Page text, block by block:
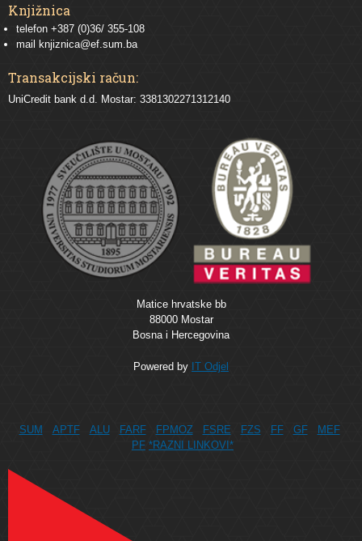
Knjižnica
telefon +387 (0)36/ 355-108
mail knjiznica@ef.sum.ba
Transakcijski račun:
UniCredit bank d.d. Mostar: 3381302271312140
Matice hrvatske bb
88000 Mostar
Bosna i Hercegovina
Powered by IT Odjel
SUM APTF ALU FARF FPMOZ FSRE FZS FF GF
MEF
PF *RAZNI LINKOVI*